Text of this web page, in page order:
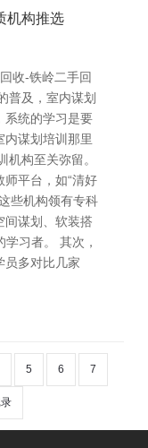
机构推选
收-铁岭二手回
普及，室内谋划
系统的学习是要
谋划培训那里
构至关弥留。
平台，如“清好
些机构领有专科
间谋划、软装搭
习者。 其次，
员多对比几家
5 6 7